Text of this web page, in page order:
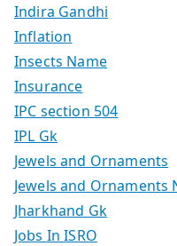
Indira Gandhi
Inflation
Insects Name
Insurance
IPC section 504
IPL Gk
Jewels and Ornaments
Jewels and Ornaments
Jharkhand Gk
Jobs In ISRO